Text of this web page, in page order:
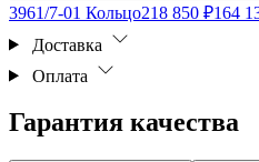
3961/7-01 Кольцо218 850 ₽164
Доставка
Оплата
Гарантия качества